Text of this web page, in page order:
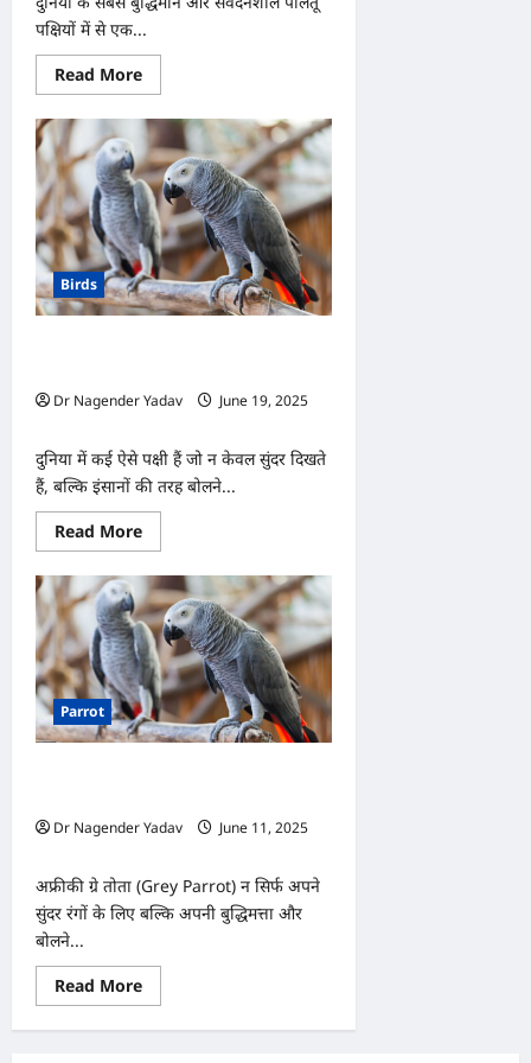
पक्षियों में से एक...
Read MoreRead
more
African
Grey
Parrot:
अफ्रीकन
ग्रे
पैरट
की
इम्यूनिटी
कैसे
बढ़ाएं?
जानिए
मजबूत
स्वास्थ्य
Birds
Dr Nagender Yadav
June 19, 2025
दुनिया में कई ऐसे पक्षी हैं जो न केवल सुंदर दिखते
हैं, बल्कि इंसानों की तरह बोलने...
Read MoreRead
more
मिट्ठू
से
लेकर
मायना
तक,
जानें
टॉप
10
बातूनी
पक्षियों
की
Parrot
Dr Nagender Yadav
June 11, 2025
अफ्रीकी ग्रे तोता (Grey Parrot) न सिर्फ अपने
सुंदर रंगों के लिए बल्कि अपनी बुद्धिमत्ता और
बोलने...
Read MoreRead
more
1000